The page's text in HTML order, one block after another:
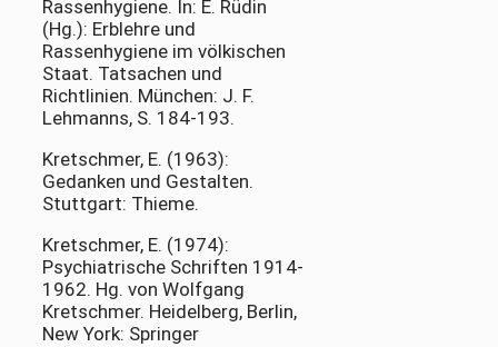
Rassenhygiene. In: E. Rüdin
(Hg.): Erblehre und
Rassenhygiene im völkischen
Staat. Tatsachen und
Richtlinien. München: J. F.
Lehmanns, S. 184-193.
Kretschmer, E. (1963):
Gedanken und Gestalten.
Stuttgart: Thieme.
Kretschmer, E. (1974):
Psychiatrische Schriften 1914-
1962. Hg. von Wolfgang
Kretschmer. Heidelberg, Berlin,
New York: Springer